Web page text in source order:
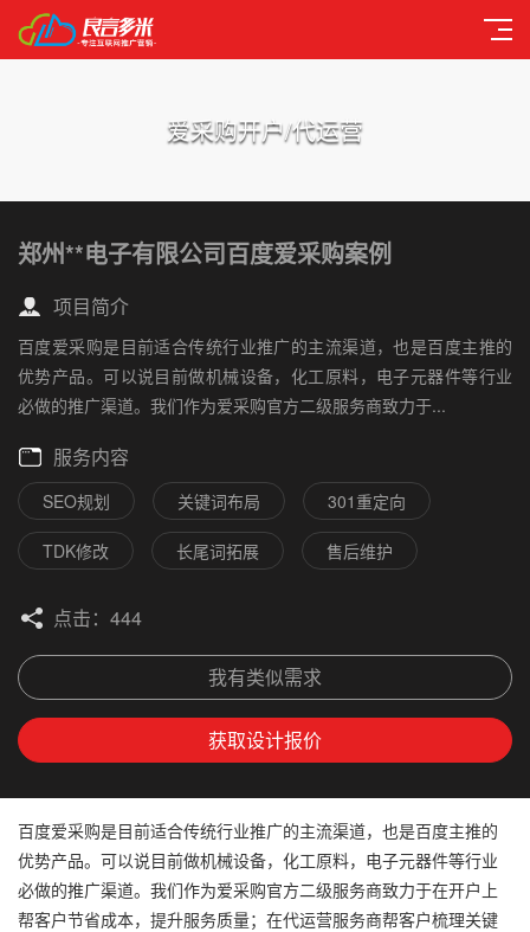
爱采购开户/代运营
郑州**电子有限公司百度爱采购案例
项目简介
百度爱采购是目前适合传统行业推广的主流渠道，也是百度主推的
优势产品。可以说目前做机械设备，化工原料，电子元器件等行业
必做的推广渠道。我们作为爱采购官方二级服务商致力于...
服务内容
SEO规划 关键词布局 301重定向
TDK修改 长尾词拓展 售后维护
点击： 444
我有类似需求
获取设计报价
百度爱采购是目前适合传统行业推广的主流渠道，也是百度主推的
优势产品。可以说目前做机械设备，化工原料，电子元器件等行业
必做的推广渠道。我们作为爱采购官方二级服务商致力于在开户上
帮客户节省成本，提升服务质量；在代运营服务商帮客户梳理关键